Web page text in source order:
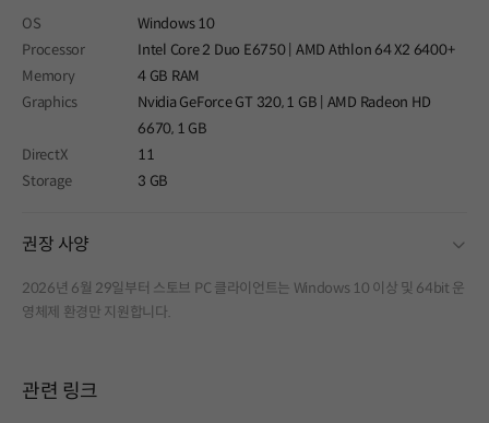
OS
Windows 10
Processor
Intel Core 2 Duo E6750 | AMD Athlon 64 X2 6400+
Memory
4 GB RAM
Graphics
Nvidia GeForce GT 320, 1 GB | AMD Radeon HD
6670, 1 GB
DirectX
11
Storage
3 GB
권장 사양
2026년 6월 29일부터 스토브 PC 클라이언트는 Windows 10 이상 및 64bit 운
영체제 환경만 지원합니다.
관련 링크